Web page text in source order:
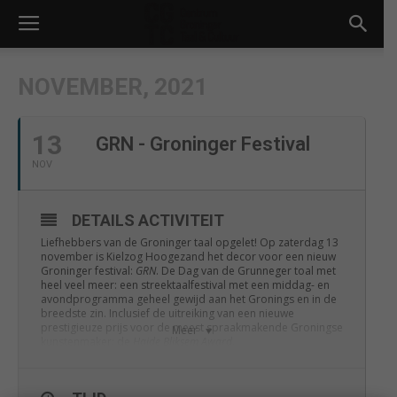
13
NOV
GRN - Groninger Festival
Meer
DETAILS ACTIVITEIT
Liefhebbers van de Groninger taal opgelet! Op zaterdag 13
november is Kielzog Hoogezand het decor voor een nieuw
Groninger festival: GRN. De Dag van de Grunneger toal met
heel veel meer: een streektaalfestival met een middag- en
avondprogramma geheel gewijd aan het Gronings en in de
breedste zin. Inclusief de uitreiking van een nieuwe
prestigieuze prijs voor de meest spraakmakende Groningse